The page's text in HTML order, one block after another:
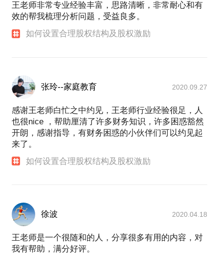
王老师非常专业经验丰富，思路清晰，非常耐心和有
效的帮我梳理分析问题，受益良多。
如何设置合理股权结构及股权激励
张玲--家庭教育 2020.09.27
感谢王老师白忙之中约见，王老师行业经验很足，人
也很nice ，帮助厘清了许多财务知识，许多困惑豁然
开朗，感谢指导，有财务困惑的小伙伴们可以约见起
来了。
如何设置合理股权结构及股权激励
徐波 2020.04.18
王老师是一个很随和的人，分享很多有用的内容，对
我有帮助，满分好评。